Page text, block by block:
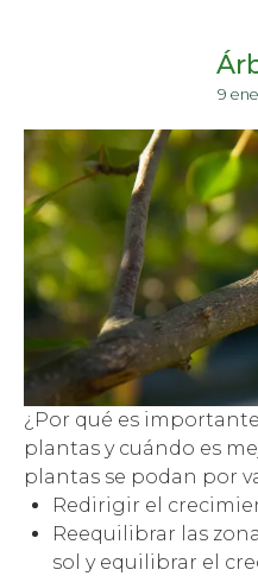
9
¿Por qué es
plantas y cuándo es
plantas se podan por
Redirigir el
Reequilibrar las
sol y equilibrar el